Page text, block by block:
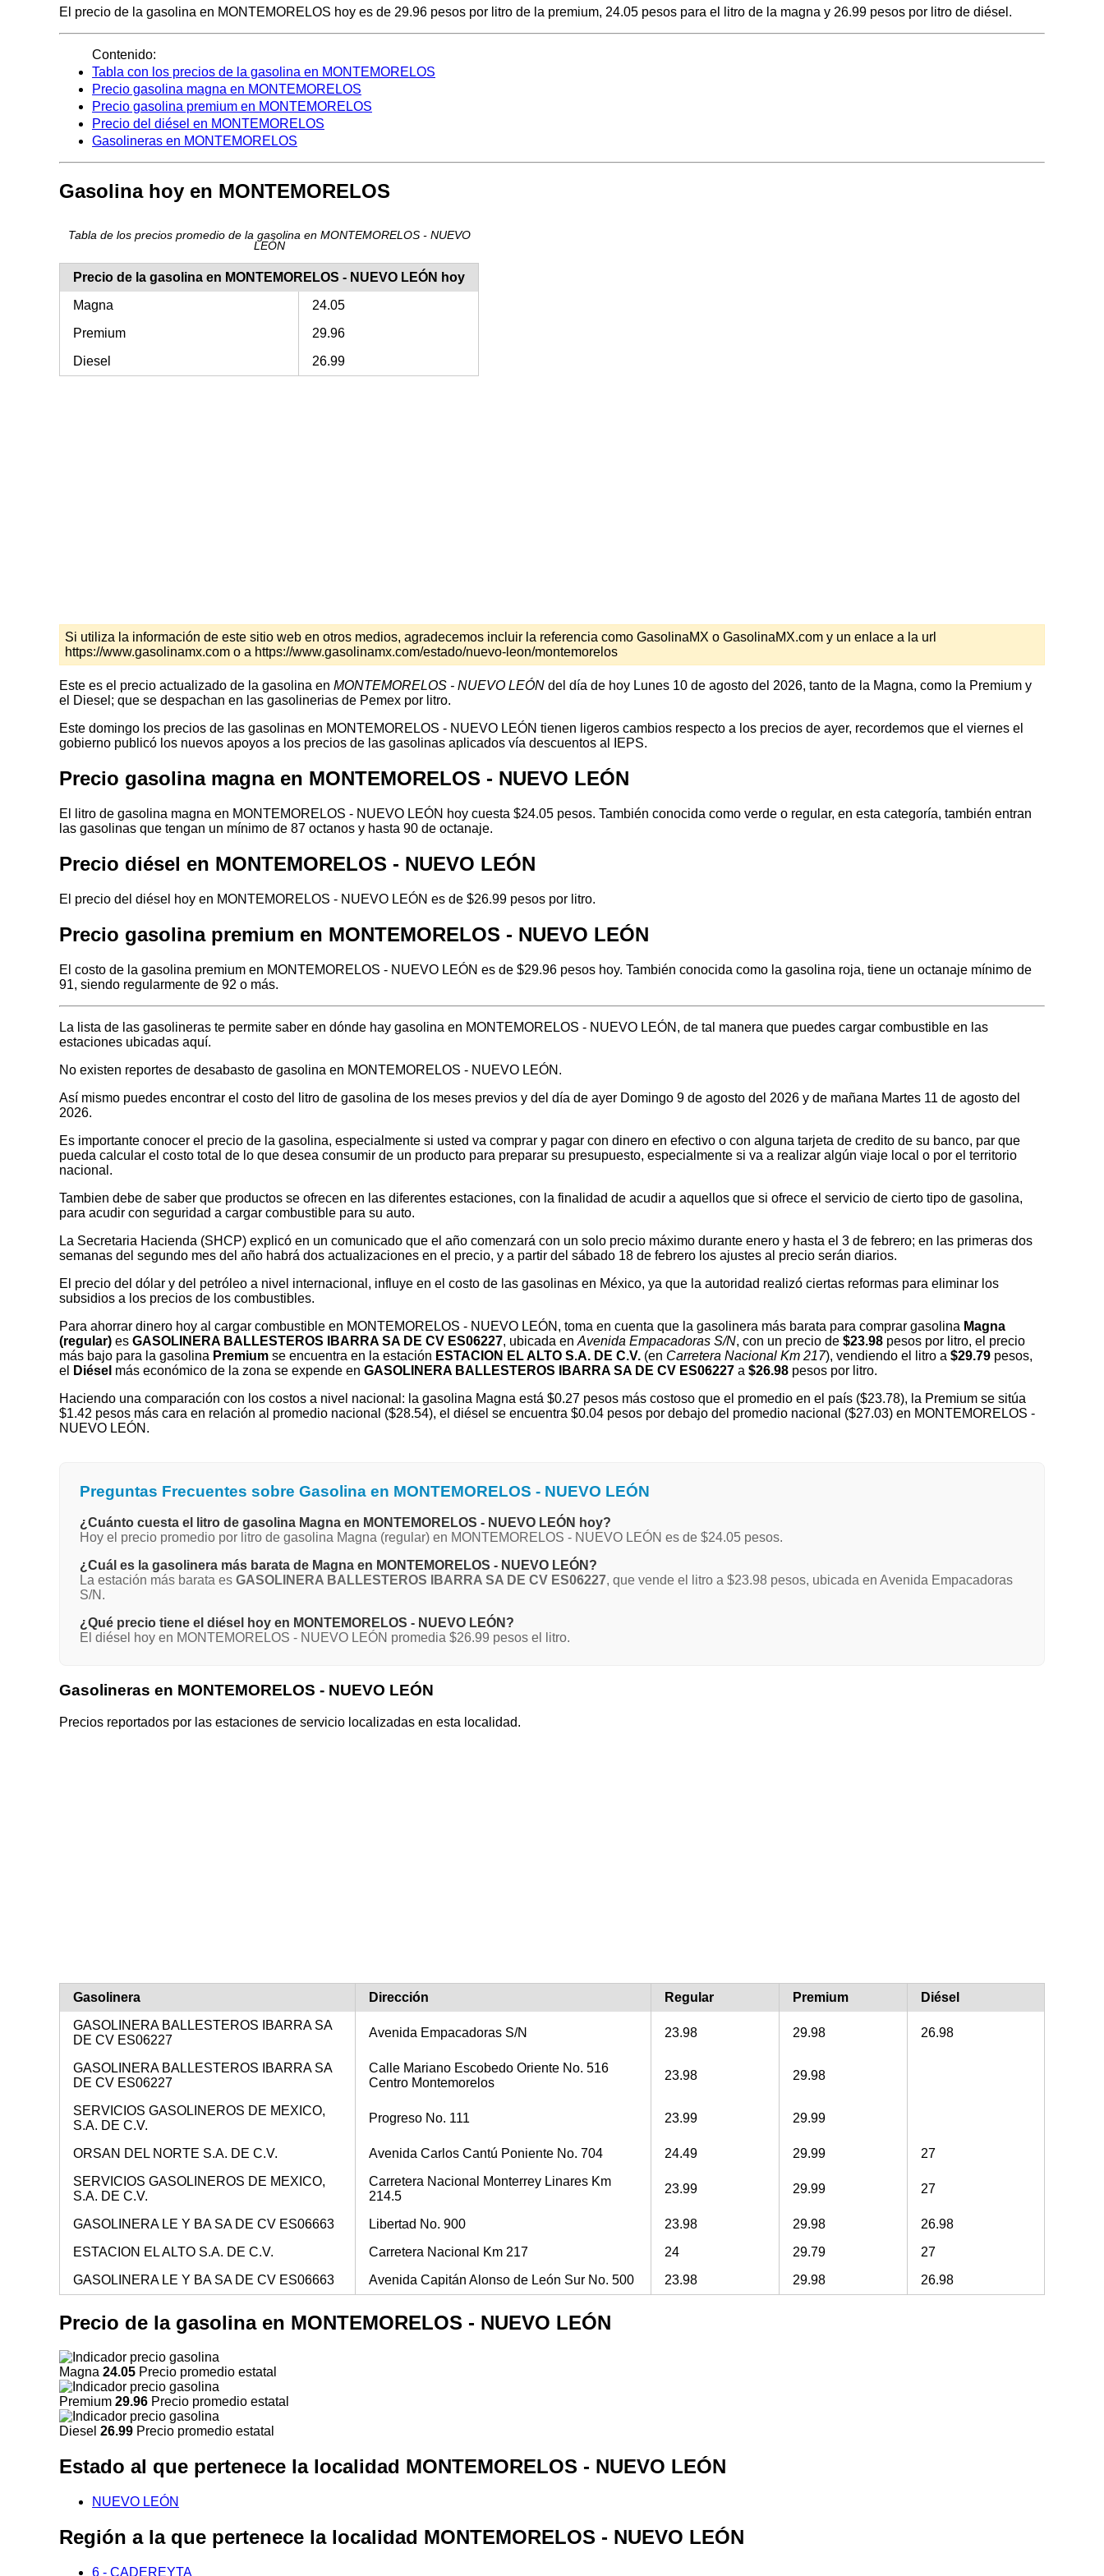
El precio de la gasolina en MONTEMORELOS hoy es de 29.96 pesos por litro de la premium, 24.05 pesos para el litro de la magna y 26.99 pesos por litro de diésel.
Contenido:
Tabla con los precios de la gasolina en MONTEMORELOS
Precio gasolina magna en MONTEMORELOS
Precio gasolina premium en MONTEMORELOS
Precio del diésel en MONTEMORELOS
Gasolineras en MONTEMORELOS
Gasolina hoy en MONTEMORELOS
Tabla de los precios promedio de la gasolina en MONTEMORELOS - NUEVO
LEÓN
Precio de la gasolina en MONTEMORELOS - NUEVO LEÓN hoy
Magna
24.05
Premium
29.96
Diesel
26.99
Si utiliza la información de este sitio web en otros medios, agradecemos incluir la referencia como GasolinaMX o GasolinaMX.com y un enlace a la url
https://www.gasolinamx.com o a https://www.gasolinamx.com/estado/nuevo-leon/montemorelos
Este es el precio actualizado de la gasolina en MONTEMORELOS - NUEVO LEÓN del día de hoy Lunes 10 de agosto del 2026, tanto de la Magna, como la Premium y
el Diesel; que se despachan en las gasolinerias de Pemex por litro.
Este domingo los precios de las gasolinas en MONTEMORELOS - NUEVO LEÓN tienen ligeros cambios respecto a los precios de ayer, recordemos que el viernes el
gobierno publicó los nuevos apoyos a los precios de las gasolinas aplicados vía descuentos al IEPS.
Precio gasolina magna en MONTEMORELOS - NUEVO LEÓN
El litro de gasolina magna en MONTEMORELOS - NUEVO LEÓN hoy cuesta $24.05 pesos. También conocida como verde o regular, en esta categoría, también entran
las gasolinas que tengan un mínimo de 87 octanos y hasta 90 de octanaje.
Precio diésel en MONTEMORELOS - NUEVO LEÓN
El precio del diésel hoy en MONTEMORELOS - NUEVO LEÓN es de $26.99 pesos por litro.
Precio gasolina premium en MONTEMORELOS - NUEVO LEÓN
El costo de la gasolina premium en MONTEMORELOS - NUEVO LEÓN es de $29.96 pesos hoy. También conocida como la gasolina roja, tiene un octanaje mínimo de
91, siendo regularmente de 92 o más.
La lista de las gasolineras te permite saber en dónde hay gasolina en MONTEMORELOS - NUEVO LEÓN, de tal manera que puedes cargar combustible en las
estaciones ubicadas aquí.
No existen reportes de desabasto de gasolina en MONTEMORELOS - NUEVO LEÓN.
Así mismo puedes encontrar el costo del litro de gasolina de los meses previos y del día de ayer Domingo 9 de agosto del 2026 y de mañana Martes 11 de agosto del
2026.
Es importante conocer el precio de la gasolina, especialmente si usted va comprar y pagar con dinero en efectivo o con alguna tarjeta de credito de su banco, par que
pueda calcular el costo total de lo que desea consumir de un producto para preparar su presupuesto, especialmente si va a realizar algún viaje local o por el territorio
nacional.
Tambien debe de saber que productos se ofrecen en las diferentes estaciones, con la finalidad de acudir a aquellos que si ofrece el servicio de cierto tipo de gasolina,
para acudir con seguridad a cargar combustible para su auto.
La Secretaria Hacienda (SHCP) explicó en un comunicado que el año comenzará con un solo precio máximo durante enero y hasta el 3 de febrero; en las primeras dos
semanas del segundo mes del año habrá dos actualizaciones en el precio, y a partir del sábado 18 de febrero los ajustes al precio serán diarios.
El precio del dólar y del petróleo a nivel internacional, influye en el costo de las gasolinas en México, ya que la autoridad realizó ciertas reformas para eliminar los
subsidios a los precios de los combustibles.
Para ahorrar dinero hoy al cargar combustible en MONTEMORELOS - NUEVO LEÓN, toma en cuenta que la gasolinera más barata para comprar gasolina Magna
(regular) es GASOLINERA BALLESTEROS IBARRA SA DE CV ES06227, ubicada en Avenida Empacadoras S/N, con un precio de $23.98 pesos por litro, el precio
más bajo para la gasolina Premium se encuentra en la estación ESTACION EL ALTO S.A. DE C.V. (en Carretera Nacional Km 217), vendiendo el litro a $29.79 pesos,
el
Diésel más económico de la zona se expende en GASOLINERA BALLESTEROS IBARRA SA DE CV ES06227 a $26.98 pesos por litro.
Haciendo una comparación con los costos a nivel nacional: la gasolina Magna está $0.27 pesos más costoso que el promedio en el país ($23.78), la Premium se sitúa
$1.42 pesos más cara en relación al promedio nacional ($28.54), el diésel se encuentra $0.04 pesos por debajo del promedio nacional ($27.03) en MONTEMORELOS -
NUEVO LEÓN.
Preguntas Frecuentes sobre Gasolina en MONTEMORELOS - NUEVO LEÓN
¿Cuánto cuesta el litro de gasolina Magna en MONTEMORELOS - NUEVO LEÓN hoy?
Hoy el precio promedio por litro de gasolina Magna (regular) en MONTEMORELOS - NUEVO LEÓN es de $24.05 pesos.
¿Cuál es la gasolinera más barata de Magna en MONTEMORELOS - NUEVO LEÓN?
La estación más barata es GASOLINERA BALLESTEROS IBARRA SA DE CV ES06227, que vende el litro a $23.98 pesos, ubicada en Avenida Empacadoras
S/N.
¿Qué precio tiene el diésel hoy en MONTEMORELOS - NUEVO LEÓN?
El diésel hoy en MONTEMORELOS - NUEVO LEÓN promedia $26.99 pesos el litro.
Gasolineras en MONTEMORELOS - NUEVO LEÓN
Precios reportados por las estaciones de servicio localizadas en esta localidad.
Gasolinera Dirección Regular Premium
Diésel
GASOLINERA BALLESTEROS IBARRA SA
DE CV ES06227
Avenida Empacadoras S/N 23.98 29.98 26.98
GASOLINERA BALLESTEROS IBARRA SA
DE CV ES06227
Calle Mariano Escobedo Oriente No. 516
Centro Montemorelos
23.98 29.98
SERVICIOS GASOLINEROS DE MEXICO,
S.A. DE C.V.
Progreso No. 111 23.99 29.99
ORSAN DEL NORTE S.A. DE C.V. Avenida Carlos Cantú Poniente No. 704 24.49 29.99
27
SERVICIOS GASOLINEROS DE MEXICO,
S.A. DE C.V.
Carretera Nacional Monterrey Linares Km
214.5
23.99 29.99 27
GASOLINERA LE Y BA SA DE CV ES06663 Libertad No. 900 23.98 29.98
26.98
ESTACION EL ALTO S.A. DE C.V.
Carretera Nacional Km 217 24 29.79
27
GASOLINERA LE Y BA SA DE CV ES06663
Avenida Capitán Alonso de León Sur No. 500 23.98 29.98 26.98
Precio de la gasolina en MONTEMORELOS - NUEVO LEÓN
Magna 24.05 Precio promedio estatal
Premium 29.96 Precio promedio estatal
Diesel 26.99 Precio promedio estatal
Estado al que pertenece la localidad MONTEMORELOS - NUEVO LEÓN
NUEVO LEÓN
Región a la que pertenece la localidad MONTEMORELOS - NUEVO LEÓN
6 - CADEREYTA